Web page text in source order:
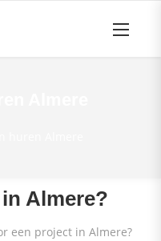
Almere?
een project in Almere?